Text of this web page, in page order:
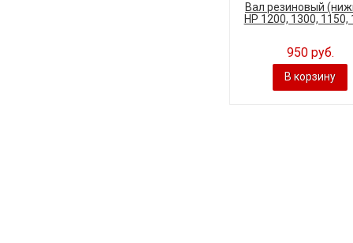
Вал резиновый
HP 1200, 1300, 1150,
950 руб.
В корзину